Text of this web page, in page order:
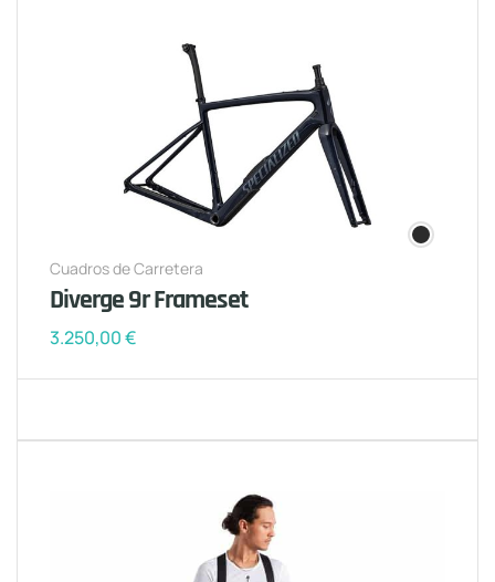
Cuadros de Carretera
Diverge 9r Frameset
3.250,00€